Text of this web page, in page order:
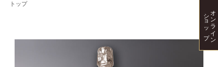
トップ
オンライン
ショップ